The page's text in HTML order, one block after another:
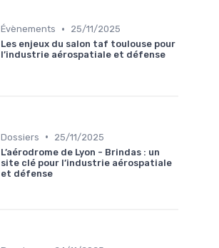
Évènements •
25/11/2025
Les enjeux du salon taf toulouse pour
l’industrie aérospatiale et défense
Dossiers •
25/11/2025
L’aérodrome de Lyon - Brindas : un
site clé pour l’industrie aérospatiale
et défense